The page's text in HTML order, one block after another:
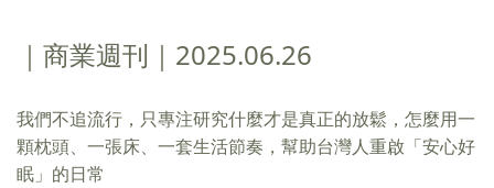
｜商業週刊｜2025.06.26
我們不追流行，只專注研究什麼才是真正的放鬆，怎麼用一
顆枕頭、一張床、一套生活節奏，幫助台灣人重啟「安心好
眠」的日常